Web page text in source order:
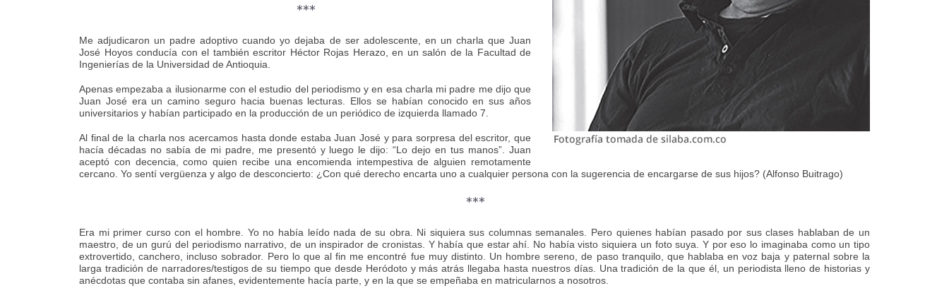
***
Me adjudicaron un padre adoptivo cuando yo dejaba de ser adolescente, en un charla que Juan
José Hoyos conducía con el también escritor Héctor Rojas Herazo, en un salón de la Facultad de
Ingenierías de la Universidad de Antioquia.
Apenas empezaba a ilusionarme con el estudio del periodismo y en esa charla mi padre me dijo que
Juan José era un camino seguro hacia buenas lecturas. Ellos se habían conocido en sus años
universitarios y habían participado en la producción de un periódico de izquierda llamado 7.
Al final de la charla nos acercamos hasta donde estaba Juan José y para sorpresa del escritor, que
hacía décadas no sabía de mi padre, me presentó y luego le dijo: “Lo dejo en tus manos”. Juan
aceptó con decencia, como quien recibe una encomienda intempestiva de alguien remotamente
cercano. Yo sentí vergüenza y algo de desconcierto: ¿Con qué derecho encarta uno a cualquier persona con la sugerencia de encargarse de sus hijos? (Alfonso Buitrago)
***
Era mi primer curso con el hombre. Yo no había leído nada de su obra. Ni siquiera sus columnas semanales. Pero quienes habían pasado por sus clases hablaban de un
maestro, de un gurú del periodismo narrativo, de un inspirador de cronistas. Y había que estar ahí. No había visto siquiera un foto suya. Y por eso lo imaginaba como un tipo
extrovertido, canchero, incluso sobrador. Pero lo que al fin me encontré fue muy distinto. Un hombre sereno, de paso tranquilo, que hablaba en voz baja y paternal sobre la
larga tradición de narradores/testigos de su tiempo que desde Heródoto y más atrás llegaba hasta nuestros días. Una tradición de la que él, un periodista lleno de historias y
anécdotas que contaba sin afanes, evidentemente hacía parte, y en la que se empeñaba en matricularnos a nosotros.